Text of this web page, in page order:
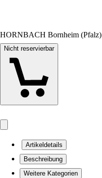
HORNBACH Bornheim (Pfalz)
Nicht reservierbar
Artikeldetails
Beschreibung
Weitere Kategorien